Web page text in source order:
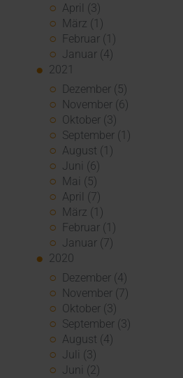
April (3)
März (1)
Februar (1)
Januar (4)
2021
Dezember (5)
November (6)
Oktober (3)
September (1)
August (1)
Juni (6)
Mai (5)
April (7)
März (1)
Februar (1)
Januar (7)
2020
Dezember (4)
November (7)
Oktober (3)
September (3)
August (4)
Juli (3)
Juni (2)